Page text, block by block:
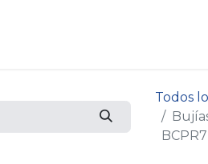
Todos